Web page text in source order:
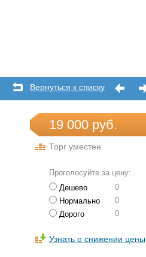
Вернуться к списку
19 000 руб.
Торг уместен
Проголосуйте за цену:
0
Дешево
0
Нормально
0
Дорого
Узнать о снижении цены